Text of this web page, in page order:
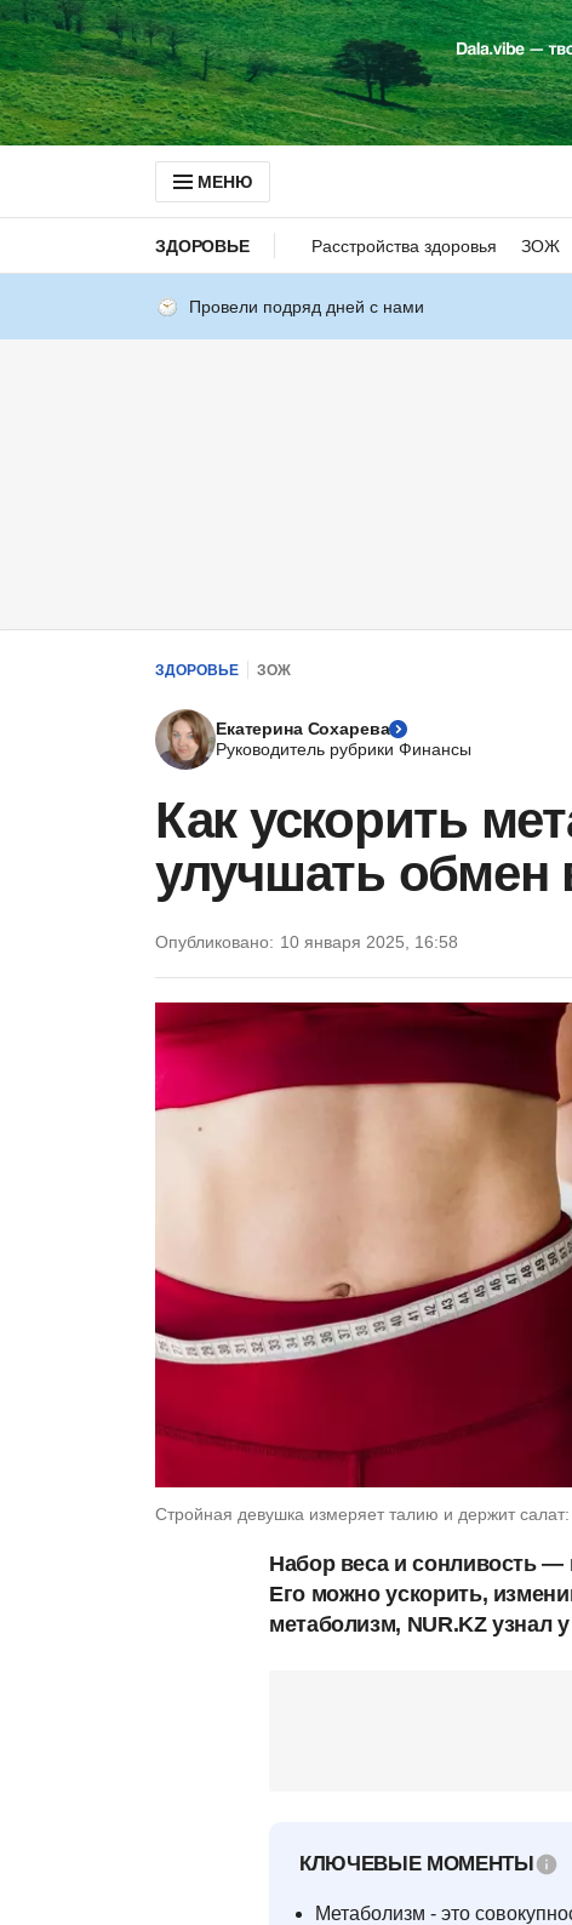
МЕНЮ
ЗДОРОВЬЕ Расстройства здоровья ЗОЖ
Провели подряд дней с нами
ЗДОРОВЬЕ ЗОЖ
Екатерина Сохарева
Руководитель рубрики Финансы
Как ускорить
улучшать обмен
Опубликовано: 10 января 2025, 16:58
Стройная девушка измеряет талию и держит
Набор веса и сонливость —
Его можно ускорить,
метаболизм, NUR.KZ узнал
КЛЮЧЕВЫЕ МОМЕНТЫ
Метаболизм - это